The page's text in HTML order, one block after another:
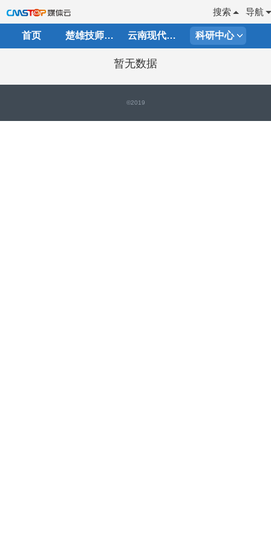
导航
搜索
首页 楚雄技师学院 云南现代职业技术学院 科研中心
暂无数据
©2019